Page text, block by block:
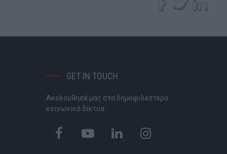
GET IN TOUCH
Ακολούθησέ μας στα δημοφιλέστερα
κοινωνικά δίκτυα.